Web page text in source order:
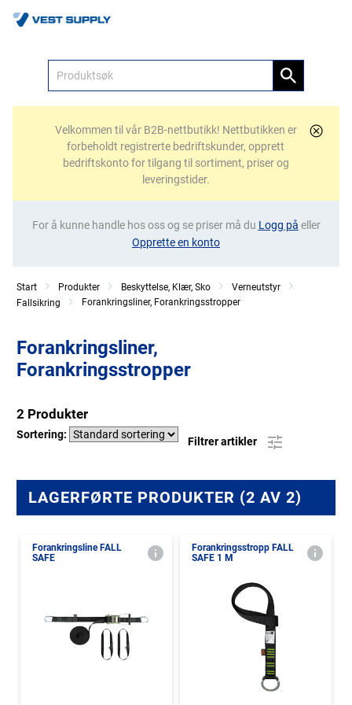
Velkommen til vår B2B-nettbutikk! Nettbutikken er
forbeholdt registrerte bedriftskunder, opprett
bedriftskonto for tilgang til sortiment, priser og
leveringstider.
For å kunne handle hos oss og se priser må du Logg på eller
Opprette en konto
Start Produkter Beskyttelse, Klær, Sko
Verneutstyr
Fallsikring
Forankringsliner, Forankringsstropper
Forankringsliner,
Forankringsstropper
2 Produkter
Sortering:
Filtrer artikler
LAGERFØRTE PRODUKTER (2 AV 2)
Forankringsline FALL
SAFE
Forankringsstropp FALL
SAFE 1 M